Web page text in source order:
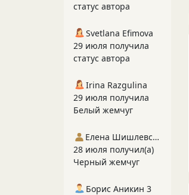
статус автора
Svetlana Efimova
29 июля получила
статус автора
Irina Razgulina
29 июля получила
Белый жемчуг
Елена Шишлевская
28 июля получил(а)
Черный жемчуг
Борис Аникин 3